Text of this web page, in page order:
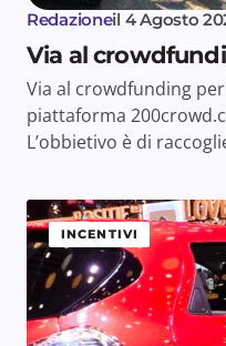
Redazioneil 4 Agosto
Via al
Via al crowdfunding per
piattaforma
L’obbietivo è di
INCENTIVI